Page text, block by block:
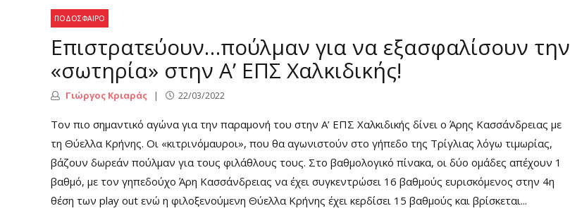
ΠΟΔΌΣΦΑΙΡΟ
Επιστρατεύουν…πούλμαν για να εξασφαλίσουν την
«σωτηρία» στην Α’ ΕΠΣ Χαλκιδικής!
Γιώργος Κριαράς 22/03/2022
Τον πιο σημαντικό αγώνα για την παραμονή του στην Α’ ΕΠΣ Χαλκιδικής δίνει ο Άρης Κασσάνδρειας με
τη Θύελλα Κρήνης. Οι «κιτρινόμαυροι», που θα αγωνιστούν στο γήπεδο της Τρίγλιας λόγω τιμωρίας,
βάζουν δωρεάν πούλμαν για τους φιλάθλους τους. Στο βαθμολογικό πίνακα, οι δύο ομάδες απέχουν 1
βαθμό, με τον γηπεδούχο Άρη Κασσάνδρειας να έχει συγκεντρώσει 16 βαθμούς ευρισκόμενος στην 4η
θέση των play out ενώ η φιλοξενούμενη Θύελλα Κρήνης έχει κερδίσει 15 βαθμούς και βρίσκεται...